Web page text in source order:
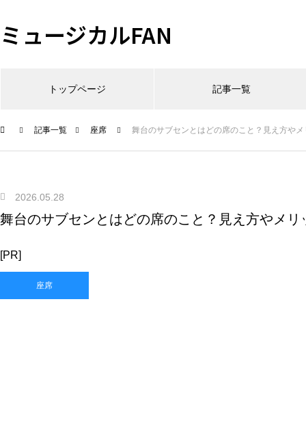
ミュージカルFAN
トップページ 記事一覧
記事一覧 座席 舞台のサブセンとはどの席のこと？見え方や
2026.05.28
舞台のサブセンとはどの席のこと？見え方やメ
[PR]
座席